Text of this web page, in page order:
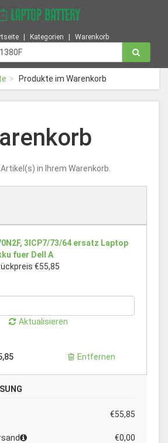
Kategorien Warenkorb
Produkte im Warenkorb
in Ihrem Warenkorb.
3ICP7/73/64 ersatz Laptop
fuer Dell A
€55,85
Aktualisieren
Entfernen
€55,85
€0,00